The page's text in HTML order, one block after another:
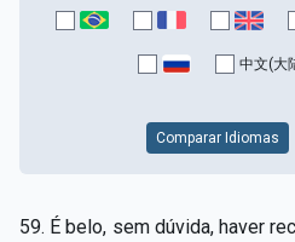
中文(大
Comparar Idiomas
59. É belo, sem dúvida, haver